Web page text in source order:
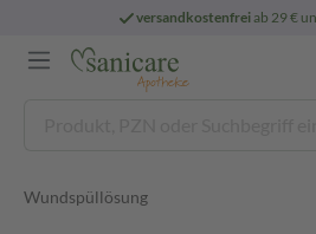
versandkostenfreiab 29 €
Wundspüllösung